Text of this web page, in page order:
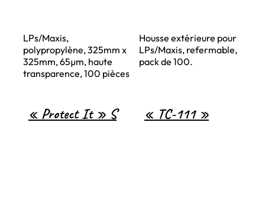
LPs/Maxis,
polypropylène, 325mm x
325mm, 65µm, haute
transparence, 100 pièces
Housse extérieure pour
LPs/Maxis, refermable,
pack de 100.
« Protect It » S « TC-111 »